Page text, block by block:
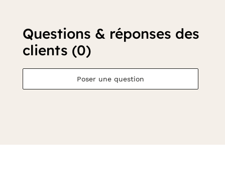
Questions & réponses des
clients (0)
Poser une question